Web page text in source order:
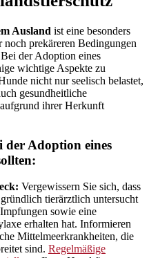
Ausland ist eine besonders
noch prekäreren Bedingungen
der Adoption eines
wichtige Aspekte zu
nicht nur seelisch belastet,
gesundheitliche
ihrer Herkunft
der Adoption eines
Vergewissern Sie sich, dass
tierärztlich untersucht
sowie eine
erhalten hat. Informieren
Mittelmeerkrankheiten, die
sind. Regelmäßige